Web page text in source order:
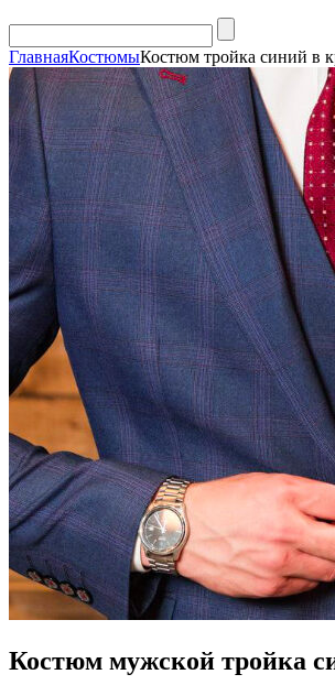
ГлавнаяКостюмыКостюм тройка синий в
Костюм мужской тройка